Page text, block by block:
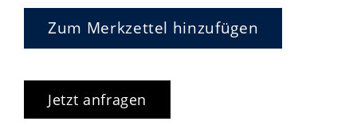
Zum Merkzettel hinzufügen
Jetzt anfragen